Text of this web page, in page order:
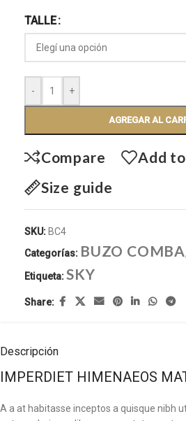
TALLE
- +
AGREGAR AL
Compare
Add
Size guide
SKU: BC4
Categorías: BUZO COMBA,
Etiqueta:SKY
Share:
Descripción
IMPERDIET HIMENAEOS
A a at habitasse inceptos a quisque nibh